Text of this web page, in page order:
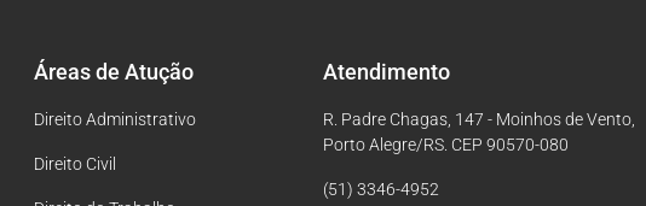
Áreas de Atução
Direito Administrativo
Direito Civil
Atendimento
R. Padre Chagas, 147 - Moinhos de Vento,
Porto Alegre/RS. CEP 90570-080
(51) 3346-4952